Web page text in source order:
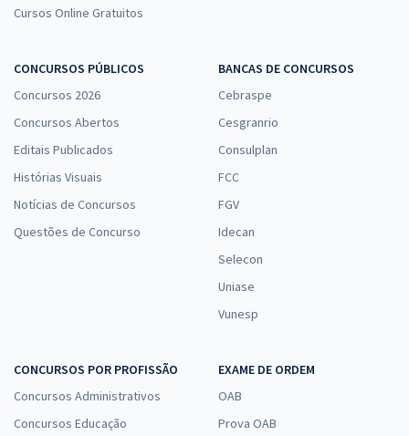
Cursos Online Gratuitos
CONCURSOS PÚBLICOS
Concursos 2026
Concursos Abertos
Editais Publicados
Histórias Visuais
Notícias de Concursos
Questões de Concurso
BANCAS DE CONCURSOS
Cebraspe
Cesgranrio
Consulplan
FCC
FGV
Idecan
Selecon
Uniase
Vunesp
CONCURSOS POR PROFISSÃO
Concursos Administrativos
Concursos Educação
EXAME DE ORDEM
OAB
Prova OAB